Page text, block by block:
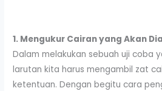
1. Mengukur Cairan yang Akan
Dalam melakukan sebuah uji coba
larutan kita harus mengambil zat
ketentuan. Dengan begitu cara